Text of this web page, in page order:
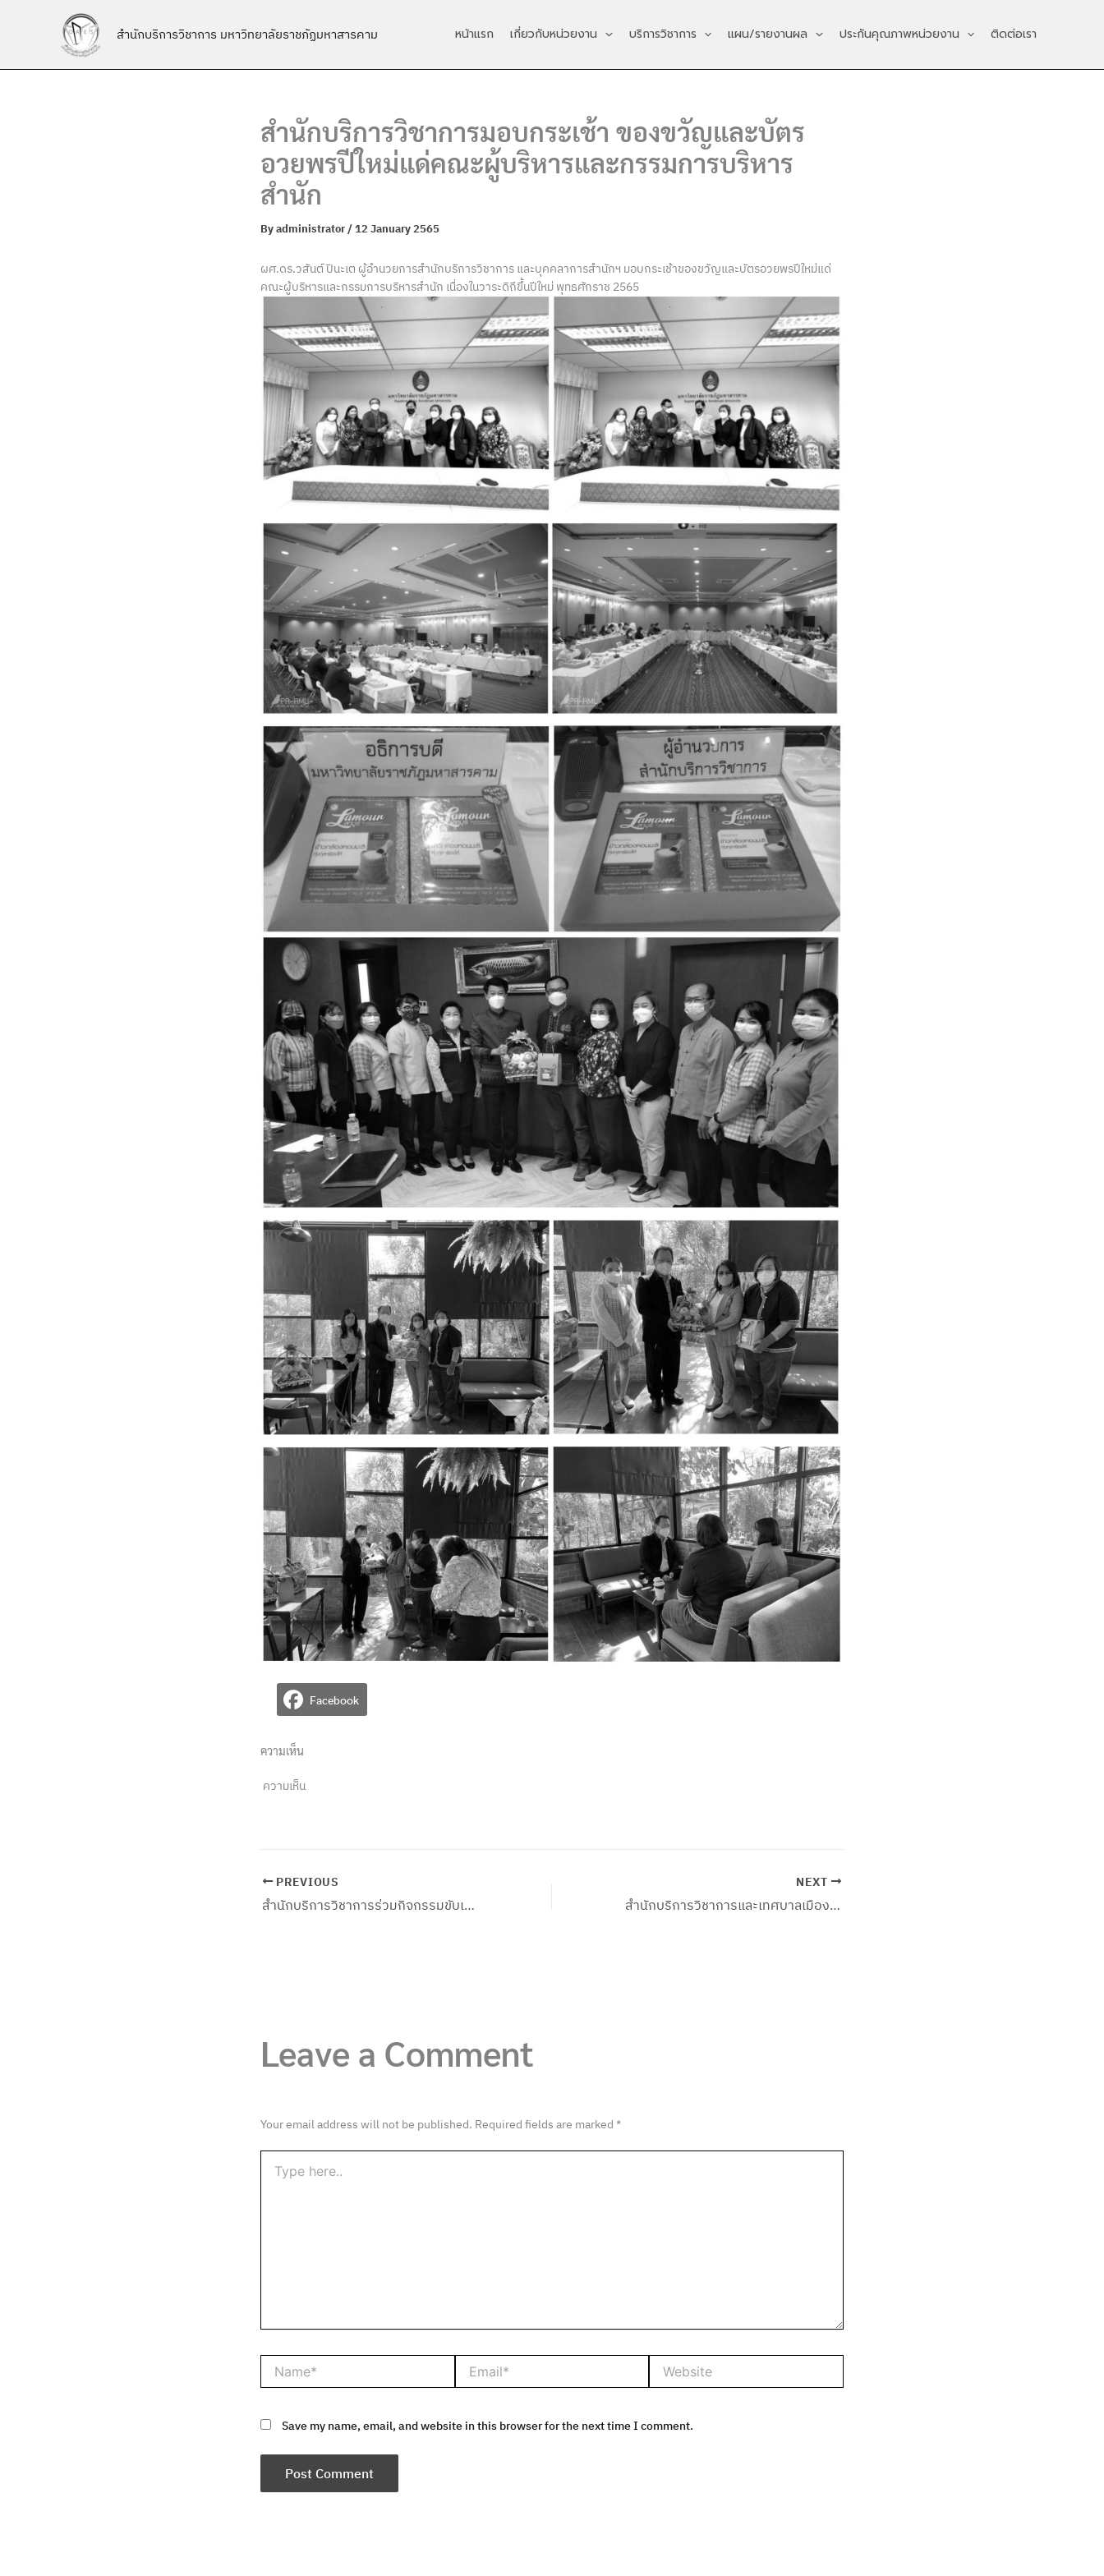
สำนักบริการวิชาการ มหาวิทยาลัยราชภัฏมหาสารคาม หน้าแรก เกี่ยวกับหน่วยงาน บริการวิชาการ แผน/รายงานผล ประกันคุณภาพหน่วยงาน ติดต่อเรา
สำนักบริการวิชาการมอบกระเช้า ของขวัญและบัตร
อวยพรปีใหม่แด่คณะผู้บริหารและกรรมการบริหาร
สำนัก
Byadministrator/12 January 2565
ผศ.ดร.วสันต์ ปินะเต ผู้อำนวยการสำนักบริการวิชาการ และบุคคลาการสำนักฯ มอบกระเช้าของขวัญและบัตรอวยพรปีใหม่แด่
คณะผู้บริหารและกรรมการบริหารสำนัก เนื่องในวาระดิถีขึ้นปีใหม่ พุทธศักราช 2565
Facebook
ความเห็น
ความเห็น
PREVIOUS
สำนักบริการวิชาการร่วมกิจกรรมขับเคลื่อนโปรแกรมการยกระดับคุณภาพชีวิต ด้วยวิทยาศาสตร์ เทคโนโลยีและนวัตกรรมในพื้นที่ทุ่งกุลาร้องไห้
NEXT
สำนักบริการวิชาการและเทศบาลเมืองมหาสารคาม ร่วมขับเคลื่อนนโยบายมหาสารคามเมืองสมุนไพร ในพื้นที่บ้านแมด ตำบลตลาด อำเภอเมืองมหาสารคาม จังหวัดมหาสารคาม
Leave a Comment
Your email address will not be published. Required fields are marked *
here..
Save my name, email, and website in this browser for the next time I comment.